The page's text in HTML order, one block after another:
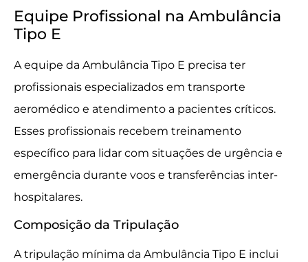
Equipe Profissional na Ambulância
Tipo E
A equipe da Ambulância Tipo E precisa ter
profissionais especializados em transporte
aeromédico e atendimento a pacientes críticos.
Esses profissionais recebem treinamento
específico para lidar com situações de urgência e
emergência durante voos e transferências inter-
hospitalares.
Composição da Tripulação
A tripulação mínima da Ambulância Tipo E inclui